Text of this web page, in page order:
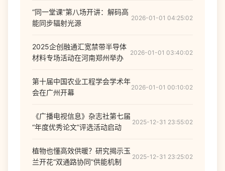
“同一堂课”第八场开讲：解码高
能同步辐射光源
2026-01-01 04:25:02
2025企创融通汇宽禁带半导体
材料专场活动在河南郑州举办
2026-01-01 03:40:02
第十届中国农业工程学会学术年
会在广州开幕
2026-01-01 00:10:02
《广播电视信息》杂志社第七届
“年度优秀论文”评选活动启动
2025-12-31 23:55:02
植物也懂高效供暖？研究揭示玉
兰开花“双通路协同”供能机制
2025-12-31 23:25:02